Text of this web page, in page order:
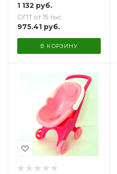
1 132 руб.
ОПТ от 15 тыс.
975.41 руб.
В КОРЗИНУ